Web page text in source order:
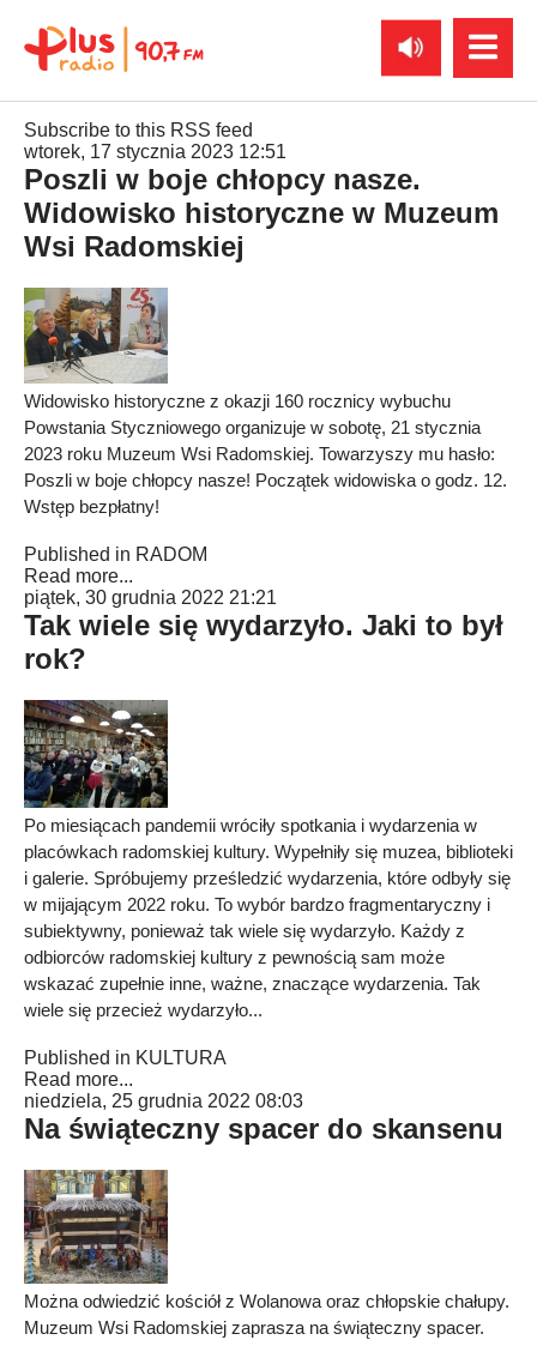
Subscribe to this RSS feed
wtorek, 17 stycznia 2023 12:51
Poszli w boje chłopcy nasze.
Widowisko historyczne w Muzeum
Wsi Radomskiej
Widowisko historyczne z okazji 160 rocznicy wybuchu
Powstania Styczniowego organizuje w sobotę, 21 stycznia
2023 roku Muzeum Wsi Radomskiej. Towarzyszy mu hasło:
Poszli w boje chłopcy nasze! Początek widowiska o godz. 12.
Wstęp bezpłatny!
Published in RADOM
Read more...
piątek, 30 grudnia 2022 21:21
Tak wiele się wydarzyło. Jaki to był
rok?
Po miesiącach pandemii wróciły spotkania i wydarzenia w
placówkach radomskiej kultury. Wypełniły się muzea, biblioteki
i galerie. Spróbujemy prześledzić wydarzenia, które odbyły się
w mijającym 2022 roku. To wybór bardzo fragmentaryczny i
subiektywny, ponieważ tak wiele się wydarzyło. Każdy z
odbiorców radomskiej kultury z pewnością sam może
wskazać zupełnie inne, ważne, znaczące wydarzenia. Tak
wiele się przecież wydarzyło...
Published in KULTURA
Read more...
niedziela, 25 grudnia 2022 08:03
Na świąteczny spacer do skansenu
Można odwiedzić kościół z Wolanowa oraz chłopskie chałupy.
Muzeum Wsi Radomskiej zaprasza na świąteczny spacer.